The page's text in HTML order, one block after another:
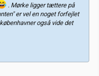
. Mørke ligger tættere på
er vel en noget forfejlet
også vide det